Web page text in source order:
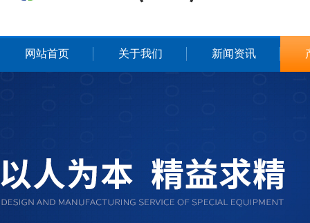
网站首页 关于我们 新闻资讯